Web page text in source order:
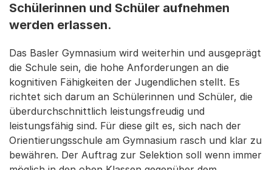
Schülerinnen und Schüler aufnehmen
werden erlassen.
Das Basler Gymnasium wird weiterhin und ausgeprägt
die Schule sein, die hohe Anforderungen an die
kognitiven Fähigkeiten der Jugendlichen stellt. Es
richtet sich darum an Schülerinnen und Schüler, die
überdurchschnittlich leistungsfreudig und
leistungsfähig sind. Für diese gilt es, sich nach der
Orientierungsschule am Gymnasium rasch und klar zu
bewähren. Der Auftrag zur Selektion soll wenn immer